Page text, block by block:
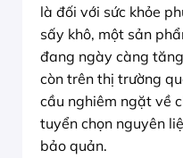
là đối với sức khỏe
sấy khô, một sản
đang ngày càng
còn trên thị trường
cầu nghiêm ngặt về
tuyển chọn nguyên
bảo quản.